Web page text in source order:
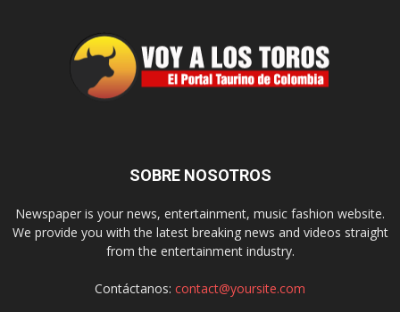
SOBRE NOSOTROS
Newspaper is your news, entertainment, music fashion website.
We provide you with the latest breaking news and videos straight
from the entertainment industry.
Contáctanos: contact@yoursite.com